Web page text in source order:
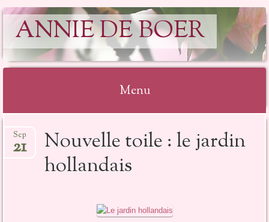
ANNIE DE BOER
Menu
au
Nouvelle toile : le jardin
hollandais
Sep
21